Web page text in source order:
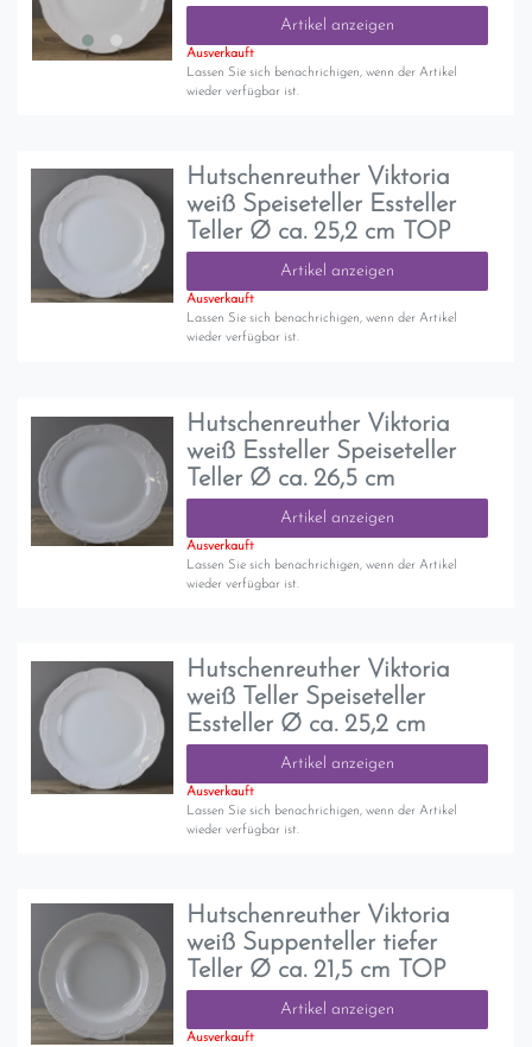
Artikel anzeigen
Ausverkauft
Lassen Sie sich benachrichigen, wenn der Artikel
wieder verfügbar ist.
Hutschenreuther Viktoria
weiß Speiseteller Essteller
Teller Ø ca. 25,2 cm TOP
Artikel anzeigen
Ausverkauft
Lassen Sie sich benachrichigen, wenn der Artikel
wieder verfügbar ist.
Hutschenreuther Viktoria
weiß Essteller Speiseteller
Teller Ø ca. 26,5 cm
Artikel anzeigen
Ausverkauft
Lassen Sie sich benachrichigen, wenn der Artikel
wieder verfügbar ist.
Hutschenreuther Viktoria
weiß Teller Speiseteller
Essteller Ø ca. 25,2 cm
Artikel anzeigen
Ausverkauft
Lassen Sie sich benachrichigen, wenn der Artikel
wieder verfügbar ist.
Hutschenreuther Viktoria
weiß Suppenteller tiefer
Teller Ø ca. 21,5 cm TOP
Artikel anzeigen
Ausverkauft